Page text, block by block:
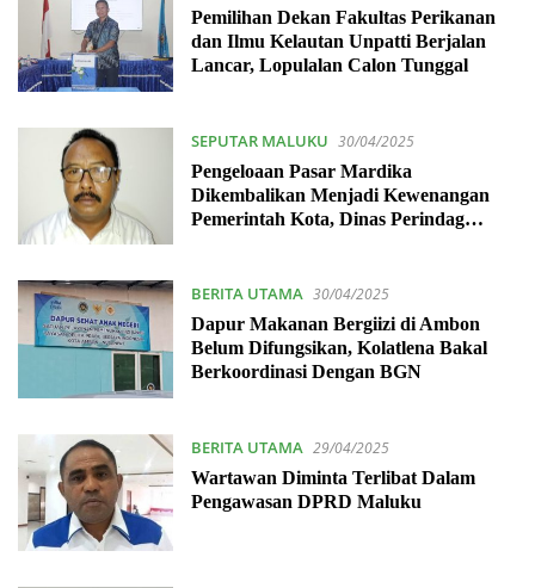
Pemilihan Dekan Fakultas Perikanan
dan Ilmu Kelautan Unpatti Berjalan
Lancar, Lopulalan Calon Tunggal
SEPUTAR MALUKU 30/04/2025
Pengeloaan Pasar Mardika
Dikembalikan Menjadi Kewenangan
Pemerintah Kota, Dinas Perindag
BERITA UTAMA 30/04/2025
Dapur Makanan Bergiizi di Ambon
Belum Difungsikan, Kolatlena Bakal
Berkoordinasi Dengan BGN
BERITA UTAMA 29/04/2025
Wartawan Diminta Terlibat Dalam
Pengawasan DPRD Maluku